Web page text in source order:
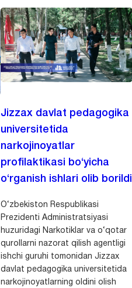
Jizzax davlat pedagogika
universitetida
narkojinoyatlar
profilaktikasi bo‘yicha
o‘rganish ishlari olib borildi
O‘zbekiston Respublikasi
Prezidenti Administratsiyasi
huzuridagi Narkotiklar va o‘qotar
qurollarni nazorat qilish agentligi
ishchi guruhi tomonidan Jizzax
davlat pedagogika universitetida
narkojinoyatlarning oldini olish